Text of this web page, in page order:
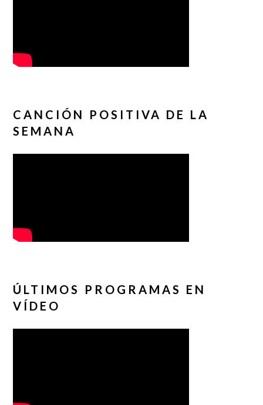
CANCIÓN POSITIVA DE LA
SEMANA
ÚLTIMOS PROGRAMAS EN
VÍDEO